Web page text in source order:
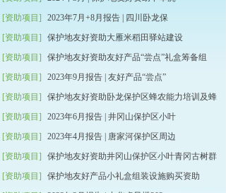
[资助项目]
2023年7月+8月报告 | 四川卧龙保
[资助项目]
保护地友好资助大雁米稻田驿站建设
[资助项目]
保护地友好资助友好产品“尝点”礼盒筹备组
[资助项目]
2023年9月报告 | 友好产品“尝点”
[资助项目]
保护地友好资助卧龙保护区蜂农能力培训及蜂
[资助项目]
2023年6月报告 | 井冈山保护区小叶
[资助项目]
2023年4月报告 | 唐家河保护区周边
[资助项目]
保护地友好资助井冈山保护区小叶青冈古树群
[资助项目]
保护地友好产品小礼盒组装设施购买资助